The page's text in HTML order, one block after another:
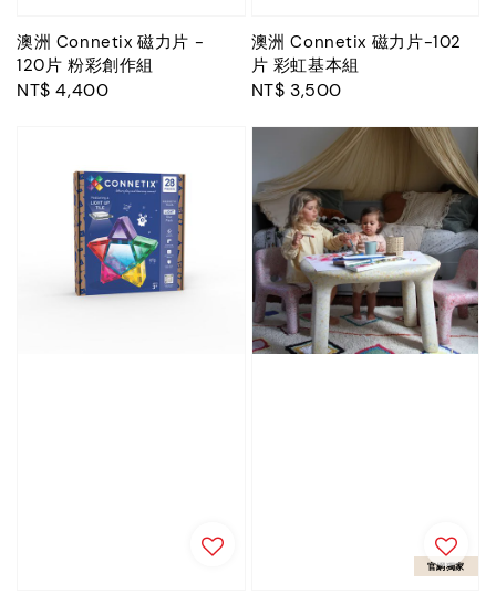
澳洲 Connetix 磁力片 -
120片 粉彩創作組
Regular
NT$ 4,400
澳洲 Connetix 磁力片-102
片 彩虹基本組
Regular
NT$ 3,500
官網獨家